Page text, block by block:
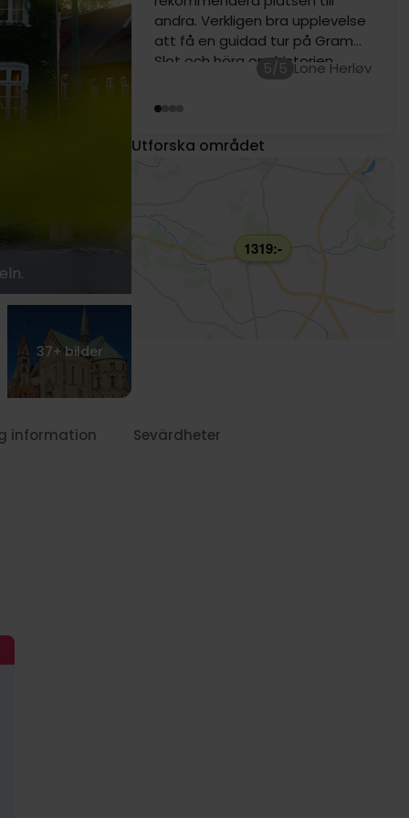
37+bilder
smaklös och vattnig. Mycket
bra rundtur på slottet, vi fick
höra mycket om slottets
förflutna/nutid. Bra berättare.
5/5
Utforska området
1259:-
1319:-
information Sevärdheter